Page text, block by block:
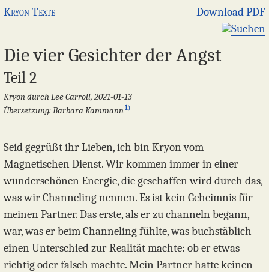
Kryon-Texte
Download PDF
Suchen
Die vier Gesichter der Angst
Teil 2
Kryon durch Lee Carroll, 2021-01-13
Übersetzung: Barbara Kammann1)
Seid gegrüßt ihr Lieben, ich bin Kryon vom
Magnetischen Dienst. Wir kommen immer in einer
wunderschönen Energie, die geschaffen wird durch das,
was wir Channeling nennen. Es ist kein Geheimnis für
meinen Partner. Das erste, als er zu channeln begann,
war, was er beim Channeling fühlte, was buchstäblich
einen Unterschied zur Realität machte: ob er etwas
richtig oder falsch machte. Mein Partner hatte keinen